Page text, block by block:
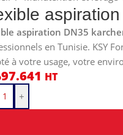
aspiration DN35
en Tunisie. KSY
à votre usage, votre
97.641 HT
+